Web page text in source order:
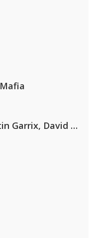
AFROJACK, Martin Garrix, David Guetta & Amél